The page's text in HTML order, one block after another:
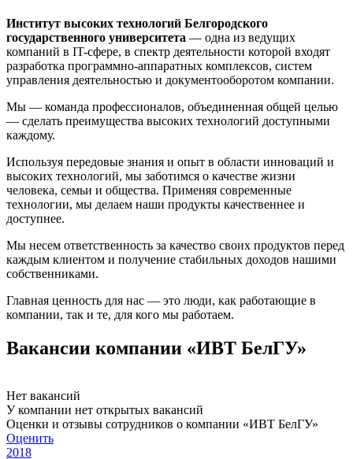
Институт высоких технологий Белгородского
государственного университета — одна из ведущих
компаний в IT-сфере, в спектр деятельности которой входят
разработка программно-аппаратных комплексов, систем
управления деятельностью и документооборотом компании.
Мы — команда профессионалов, объединенная общей целью
— сделать преимущества высоких технологий доступными
каждому.
Используя передовые знания и опыт в области инноваций и
высоких технологий, мы заботимся о качестве жизни
человека, семьи и общества. Применяя современные
технологии, мы делаем наши продукты качественнее и
доступнее.
Мы несем ответственность за качество своих продуктов перед
каждым клиентом и получение стабильных доходов нашими
собственниками.
Главная ценность для нас — это люди, как работающие в
компании, так и те, для кого мы работаем.
Вакансии компании «ИВТ БелГУ»
Нет вакансий
У компании нет открытых вакансий
Оценки и отзывы сотрудников о компании «ИВТ БелГУ»
Оценить
2018